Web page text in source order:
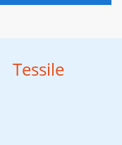
Tessile